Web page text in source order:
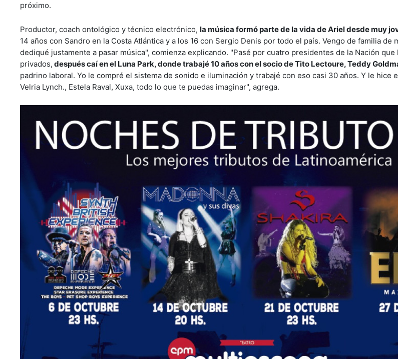
próximo.
Productor, coach ontológico y técnico electrónico, la música formó parte de la vida de Ariel desde muy
14 años con Sandro en la Costa Atlántica y a los 16 con Sergio Denis por todo el país. Vengo de familia de
dediqué justamente a pasar música", comienza explicando. "Pasé por cuatro presidentes de la Nación
privados, después caí en el Luna Park, donde trabajé 10 años con el socio de Tito Lectoure, Teddy
padrino laboral. Yo le compré el sistema de sonido e iluminación y trabajé con eso casi 30 años. Y le hice
Velria Lynch., Estela Raval, Xuxa, todo lo que te puedas imaginar", agrega.